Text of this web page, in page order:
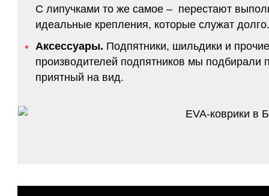
С липучками то же самое – перестают
идеальные крепления, которые служат
Аксессуары. Подпятники, шильдики и
производителей подпятников мы подбирали
приятный на вид.